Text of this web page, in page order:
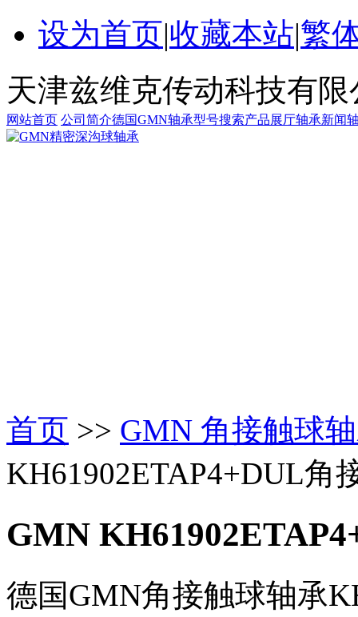
设为首页|收藏本站|繁
天津兹维克传动科技有限
网站首页 公司简介德国GMN轴承型号搜索产品展厅轴承新闻
首页 >> GMN 角接触球
KH61902ETAP4+DUL角
GMN
德国GMN角接触球轴承